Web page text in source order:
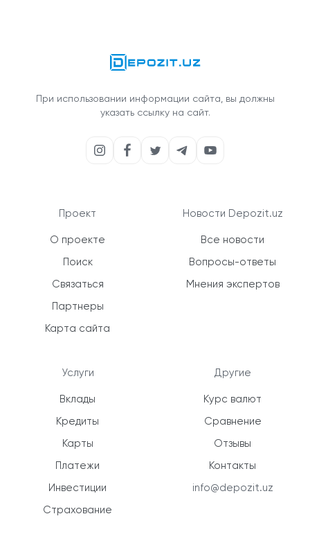
При использовании информации сайта, вы должны
указать ссылку на сайт.
Проект
О проекте
Поиск
Связаться
Партнеры
Карта сайта
Услуги
Вклады
Кредиты
Карты
Платежи
Инвестиции
Страхование
Новости Depozit.uz
Все новости
Вопросы-ответы
Мнения экспертов
Другие
Курс валют
Сравнение
Отзывы
Контакты
info@depozit.uz